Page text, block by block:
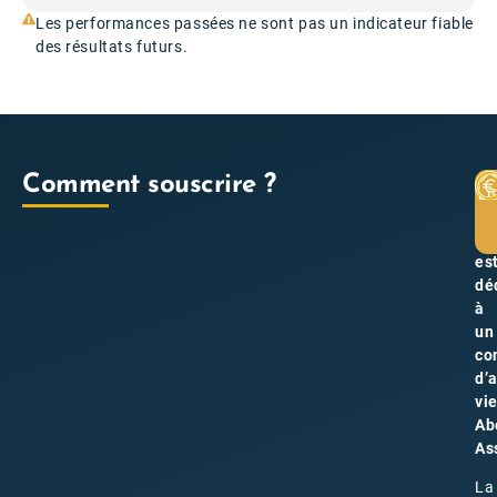
Les performances passées ne sont pas un indicateur fiable
des résultats futurs.
Comment souscrire ?
La
à
un
vie
La